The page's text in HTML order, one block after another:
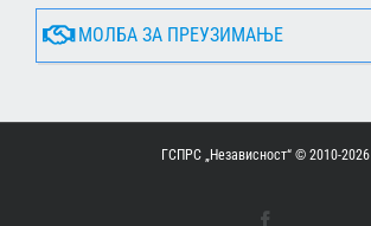
МОЛБА ЗА ПРЕУЗИМАЊЕ
ГСПРС „Независност“ © 2010-2026